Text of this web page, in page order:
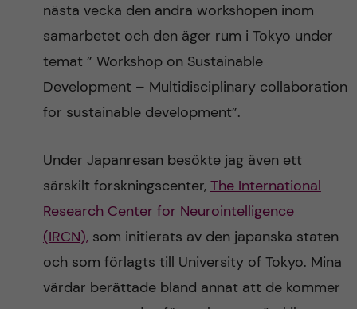
nästa vecka den andra workshopen inom
samarbetet och den äger rum i Tokyo under
temat ” Workshop on Sustainable
Development – Multidisciplinary collaboration
for sustainable development”.
Under Japanresan besökte jag även ett
särskilt forskningscenter, The International
Research Center for Neurointelligence
(IRCN),som initierats av den japanska staten
och som förlagts till University of Tokyo. Mina
värdar berättade bland annat att de kommer